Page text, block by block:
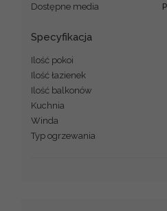
Dostępne media
Specyfikacja
Ilość pokoi
Ilość łazienek
Ilość balkonów
Kuchnia
Winda
Typ ogrzewania